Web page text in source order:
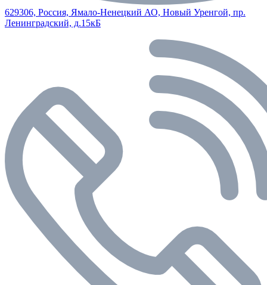
629306, Россия, Ямало-Ненецкий АО, Новый Уренгой, пр.
Ленинградский, д.15кБ